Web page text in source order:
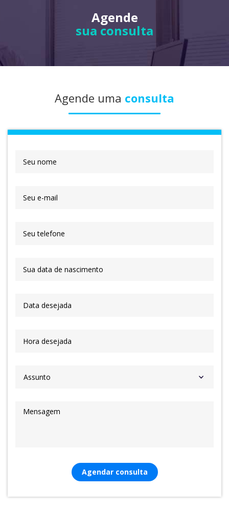
Agende
sua consulta
Agende uma consulta
Agendar consulta